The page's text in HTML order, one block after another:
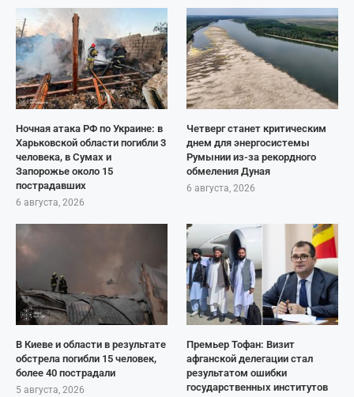
Ночная атака РФ по Украине: в
Харьковской области погибли 3
человека, в Сумах и
Запорожье около 15
пострадавших
6 августа, 2026
Четверг станет критическим
днем для энергосистемы
Румынии из-за рекордного
обмеления Дуная
6 августа, 2026
В Киеве и области в результате
обстрела погибли 15 человек,
более 40 пострадали
5 августа, 2026
Премьер Тофан: Визит
афганской делегации стал
результатом ошибки
государственных институтов